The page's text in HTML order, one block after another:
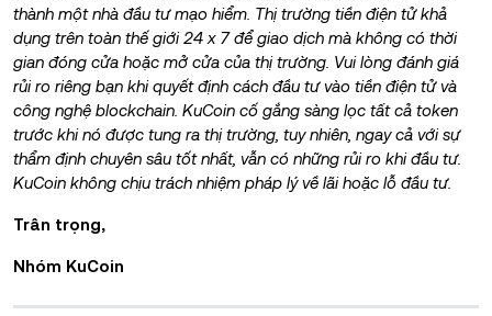
thành một nhà đầu tư mạo hiểm. Thị trường tiền điện tử khả
dụng trên toàn thế giới 24 x 7 để giao dịch mà không có thời
gian đóng cửa hoặc mở cửa của thị trường. Vui lòng đánh giá
rủi ro riêng bạn khi quyết định cách đầu tư vào tiền điện tử và
công nghệ blockchain. KuCoin cố gắng sàng lọc tất cả token
trước khi nó được tung ra thị trường, tuy nhiên, ngay cả với sự
thẩm định chuyên sâu tốt nhất, vẫn có những rủi ro khi đầu tư.
KuCoin không chịu trách nhiệm pháp lý về lãi hoặc lỗ đầu tư.
Trân trọng,
Nhóm KuCoin